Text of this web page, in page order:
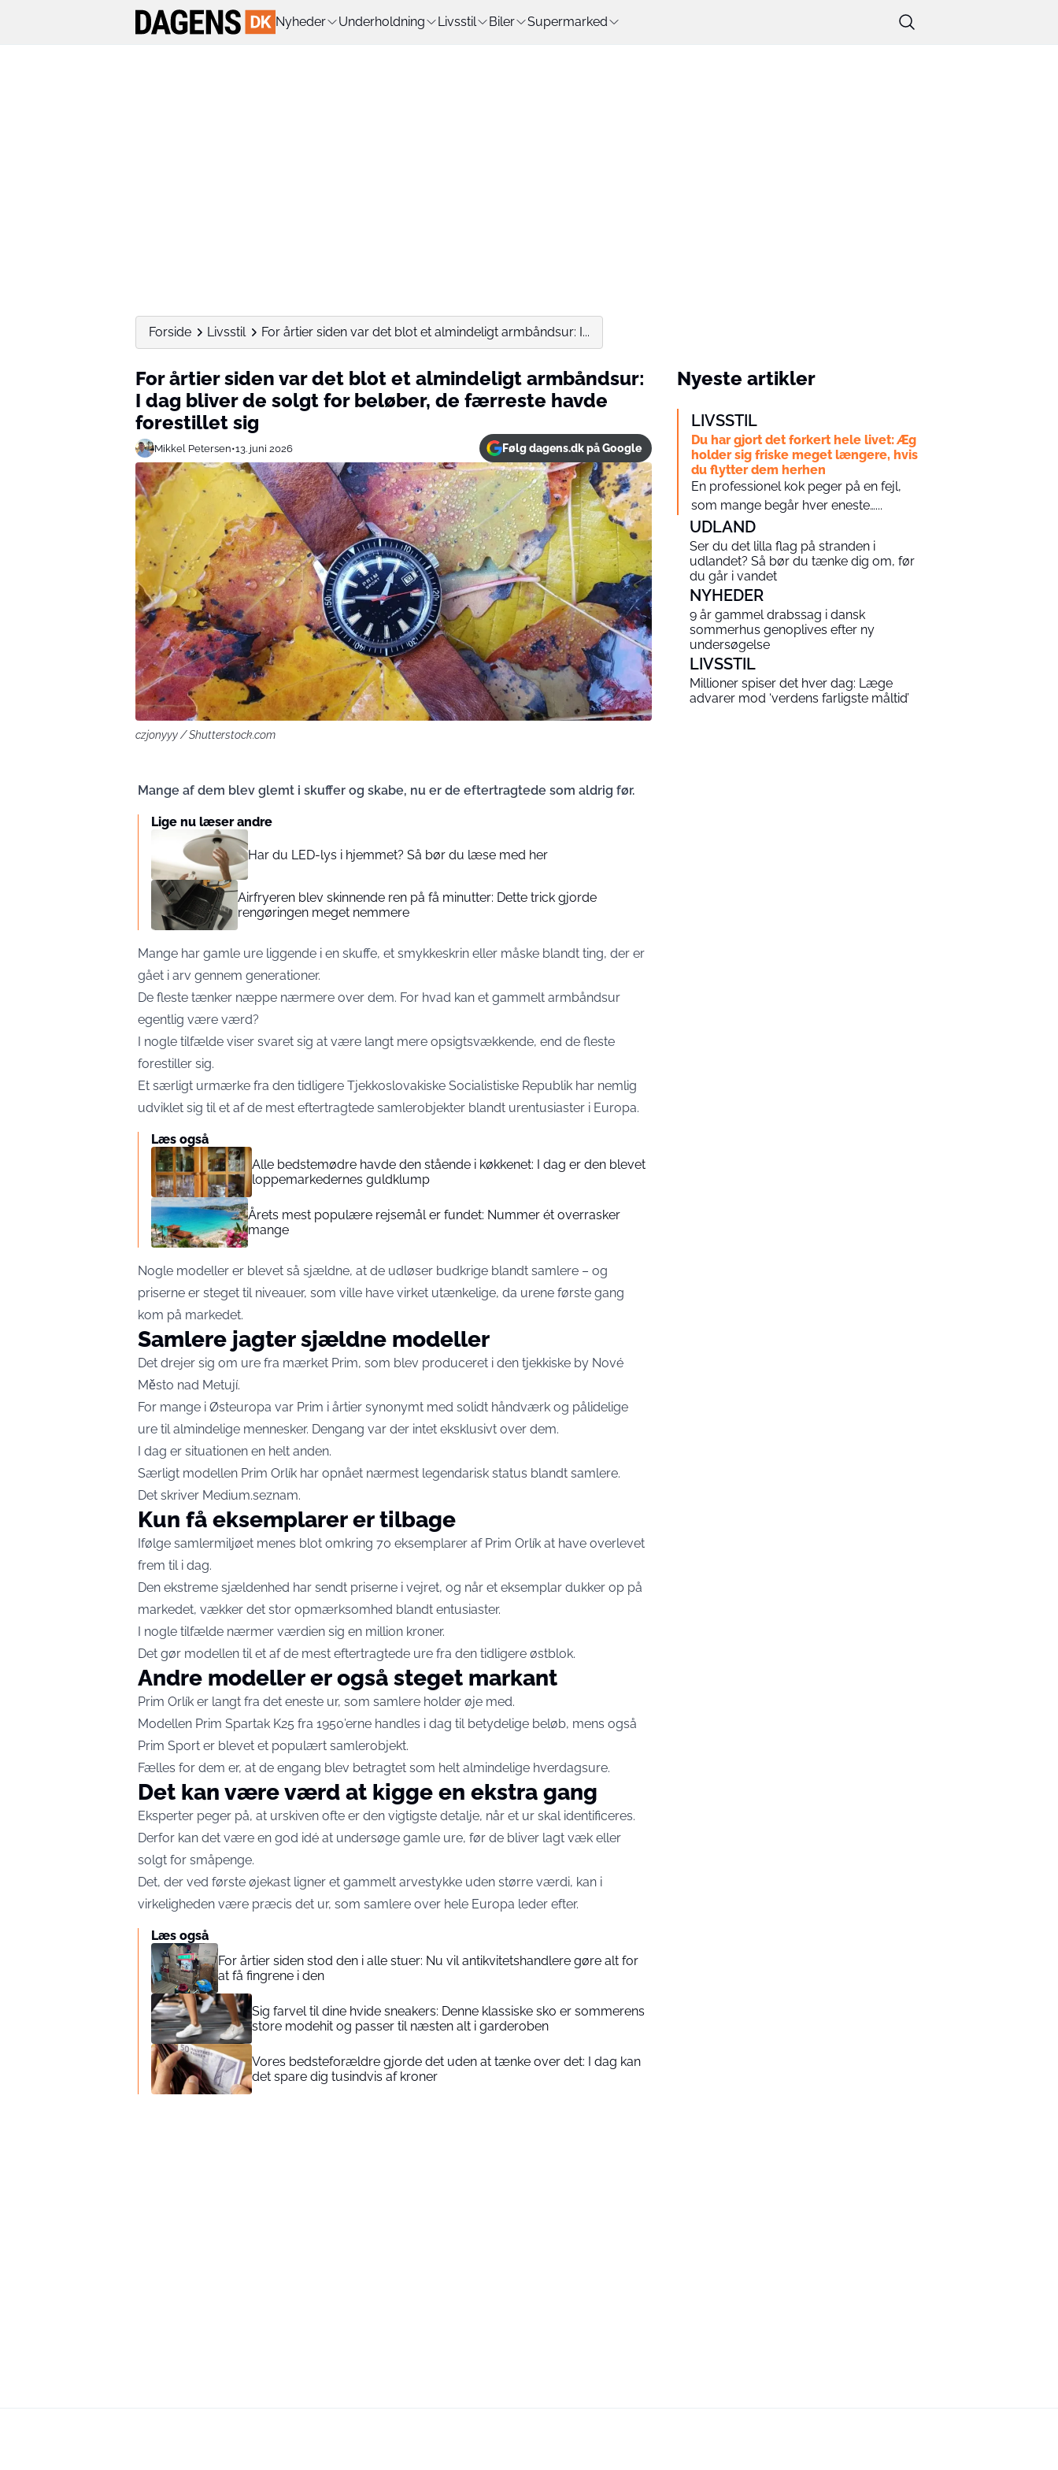
Nyheder Underholdning Livsstil Biler Supermarked
Forside Livsstil For årtier siden var det blot et almindeligt armbåndsur: I...
For årtier siden var det blot et almindeligt armbåndsur:
I dag bliver de solgt for beløber, de færreste havde
forestillet sig
Mikkel Petersen•13. juni 2026 Følg dagens.dk på Google
czjonyyy / Shutterstock.com
Mange af dem blev glemt i skuffer og skabe, nu er de eftertragtede som aldrig før.
Lige nu læser andre
Har du LED-lys i hjemmet? Så bør du læse med her
Airfryeren blev skinnende ren på få minutter: Dette trick gjorde
rengøringen meget nemmere
Mange har gamle ure liggende i en skuffe, et smykkeskrin eller måske blandt ting, der er
gået i arv gennem generationer.
De fleste tænker næppe nærmere over dem. For hvad kan et gammelt armbåndsur
egentlig være værd?
I nogle tilfælde viser svaret sig at være langt mere opsigtsvækkende, end de fleste
forestiller sig.
Et særligt urmærke fra den tidligere Tjekkoslovakiske Socialistiske Republik har nemlig
udviklet sig til et af de mest eftertragtede samlerobjekter blandt urentusiaster i Europa.
Læs også
Alle bedstemødre havde den stående i køkkenet: I dag er den blevet
loppemarkedernes guldklump
Årets mest populære rejsemål er fundet: Nummer ét overrasker
mange
Nogle modeller er blevet så sjældne, at de udløser budkrige blandt samlere – og
priserne er steget til niveauer, som ville have virket utænkelige, da urene første gang
kom på markedet.
Samlere jagter sjældne modeller
Det drejer sig om ure fra mærket Prim, som blev produceret i den tjekkiske by Nové
Město nad Metují.
For mange i Østeuropa var Prim i årtier synonymt med solidt håndværk og pålidelige
ure til almindelige mennesker. Dengang var der intet eksklusivt over dem.
I dag er situationen en helt anden.
Særligt modellen Prim Orlík har opnået nærmest legendarisk status blandt samlere.
Det skriver Medium.seznam.
Kun få eksemplarer er tilbage
Ifølge samlermiljøet menes blot omkring 70 eksemplarer af Prim Orlík at have overlevet
frem til i dag.
Den ekstreme sjældenhed har sendt priserne i vejret, og når et eksemplar dukker op på
markedet, vækker det stor opmærksomhed blandt entusiaster.
I nogle tilfælde nærmer værdien sig en million kroner.
Det gør modellen til et af de mest eftertragtede ure fra den tidligere østblok.
Andre modeller er også steget markant
Prim Orlík er langt fra det eneste ur, som samlere holder øje med.
Modellen Prim Spartak K25 fra 1950’erne handles i dag til betydelige beløb, mens også
Prim Sport er blevet et populært samlerobjekt.
Fælles for dem er, at de engang blev betragtet som helt almindelige hverdagsure.
Det kan være værd at kigge en ekstra gang
Eksperter peger på, at urskiven ofte er den vigtigste detalje, når et ur skal identificeres.
Derfor kan det være en god idé at undersøge gamle ure, før de bliver lagt væk eller
solgt for småpenge.
Det, der ved første øjekast ligner et gammelt arvestykke uden større værdi, kan i
virkeligheden være præcis det ur, som samlere over hele Europa leder efter.
Læs også
For årtier siden stod den i alle stuer: Nu vil antikvitetshandlere gøre alt for
at få fingrene i den
Sig farvel til dine hvide sneakers: Denne klassiske sko er sommerens
store modehit og passer til næsten alt i garderoben
Vores bedsteforældre gjorde det uden at tænke over det: I dag kan
det spare dig tusindvis af kroner
Nyeste artikler
LIVSSTIL
Du har gjort det forkert hele livet: Æg
holder sig friske meget længere, hvis
du flytter dem herhen
En professionel kok peger på en fejl,
som mange begår hver eneste…...
UDLAND
Ser du det lilla flag på stranden i
udlandet? Så bør du tænke dig om, før
du går i vandet
NYHEDER
9 år gammel drabssag i dansk
sommerhus genoplives efter ny
undersøgelse
LIVSSTIL
Millioner spiser det hver dag: Læge
advarer mod ‘verdens farligste måltid’